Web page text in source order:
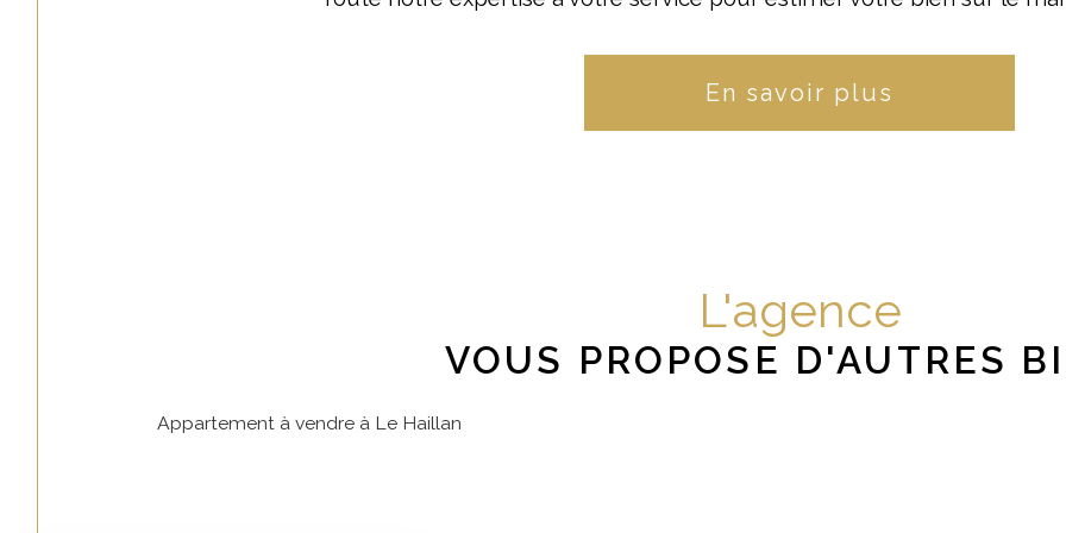
En savoir plus
L'agence
VOUS PROPOSE D'AUTRES
Appartement à vendre à Le Haillan